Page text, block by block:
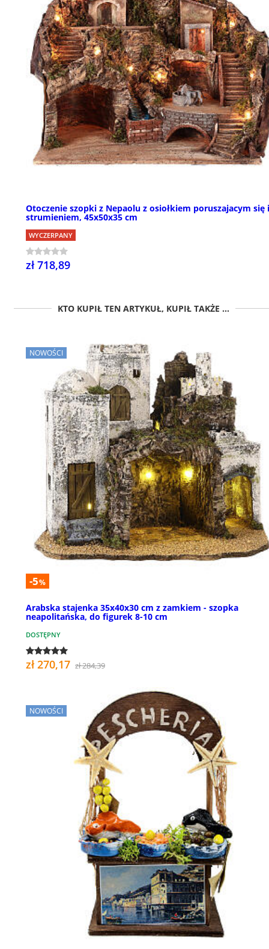
Otoczenie szopki z Nepaolu z osiołkiem poruszajacym się i
strumieniem, 45x50x35 cm
WYCZERPANY
zł 718,89
KTO KUPIŁ TEN ARTYKUŁ, KUPIŁ TAKŻE ...
NOWOŚCI
-5%
Arabska stajenka 35x40x30 cm z zamkiem - szopka
neapolitańska, do figurek 8-10 cm
DOSTĘPNY
zł 270,17 zł 284,39
NOWOŚCI